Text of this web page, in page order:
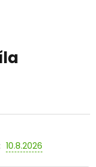
10.8.2026